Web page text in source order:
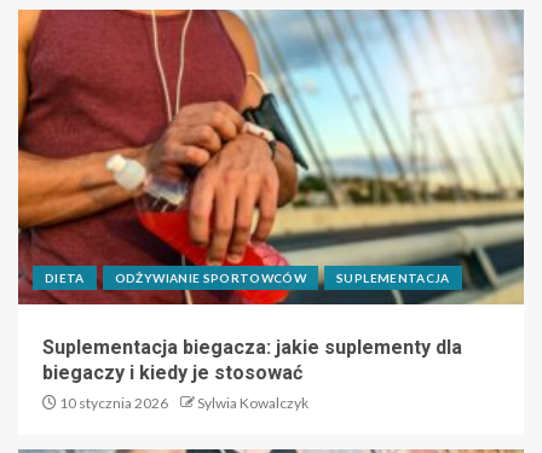
DIETA ODŻYWIANIE SPORTOWCÓW SUPLEMENTACJA
Suplementacja biegacza: jakie suplementy dla
biegaczy i kiedy je stosować
10 stycznia 2026 Sylwia Kowalczyk